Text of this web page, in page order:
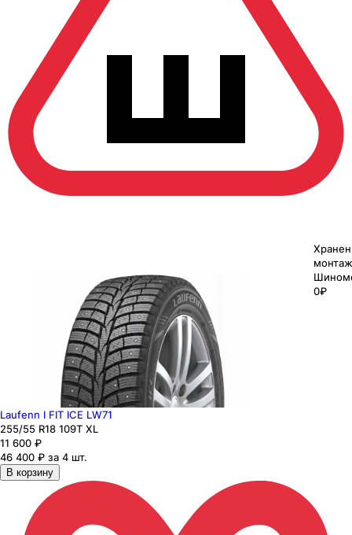
0₽
Laufenn I FIT ICE LW71
255/55 R18 109T XL
11 600 ₽
46 400 ₽ за 4 шт.
В корзину